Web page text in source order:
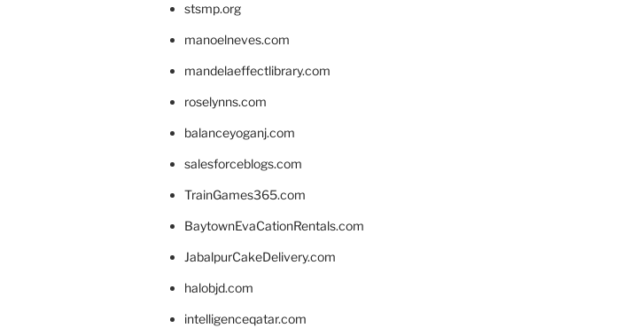
stsmp.org
manoelneves.com
mandelaeffectlibrary.com
roselynns.com
balanceyoganj.com
salesforceblogs.com
TrainGames365.com
BaytownEvaCationRentals.com
JabalpurCakeDelivery.com
halobjd.com
intelligenceqatar.com